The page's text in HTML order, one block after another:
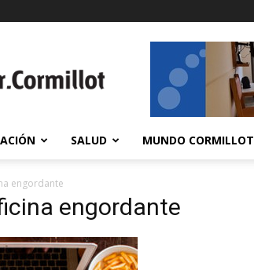
SALUD MUNDO CORMILLOT
engordante
engordante